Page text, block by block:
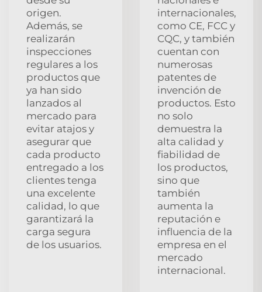
origen.
Además, se
realizarán
inspecciones
regulares a los
productos que
ya han sido
lanzados al
mercado para
evitar atajos y
asegurar que
cada producto
entregado a los
clientes tenga
una excelente
calidad, lo que
garantizará la
carga segura
de los usuarios.
internacionales,
como CE, FCC y
CQC, y también
cuentan con
numerosas
patentes de
invención de
productos. Esto
no solo
demuestra la
alta calidad y
fiabilidad de
los productos,
sino que
también
aumenta la
reputación e
influencia de la
empresa en el
mercado
internacional.